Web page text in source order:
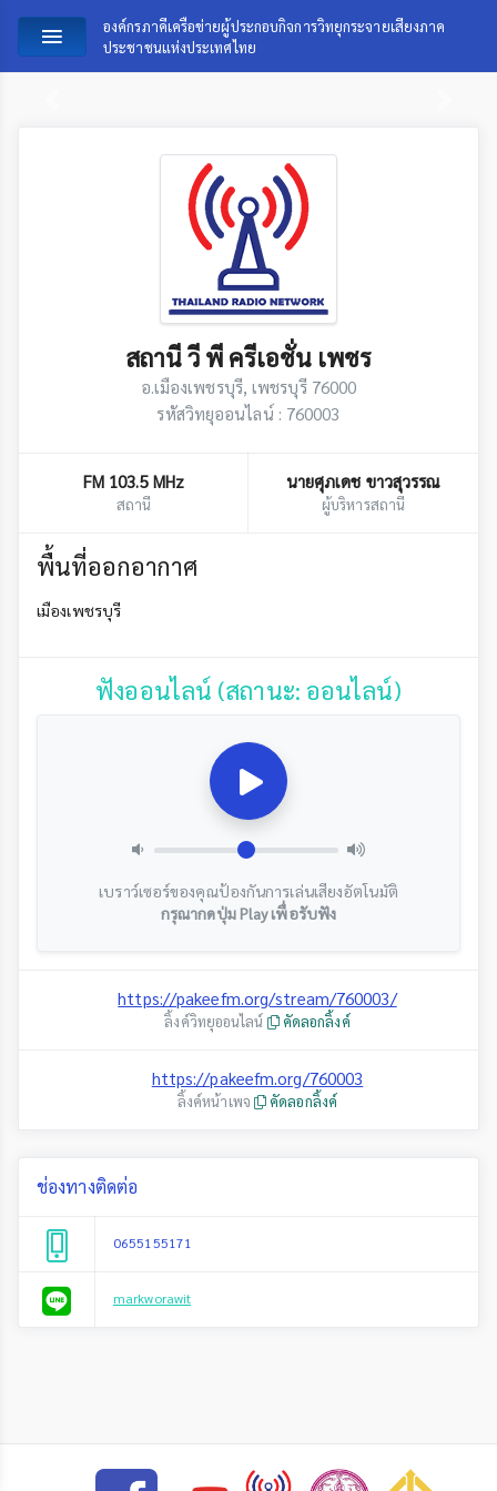
องค์กรภาคีเครือข่ายผู้ประกอบกิจการวิทยุกระจายเสียงภาค
ประชาชนแห่งประเทศไทย
สถานี วี พี ครีเอชั่น เพชร
อ.เมืองเพชรบุรี, เพชรบุรี 76000
รหัสวิทยุออนไลน์ : 760003
FM 103.5 MHz
สถานี
นายศุภเดช ขาวสุวรรณ
ผู้บริหารสถานี
พื้นที่ออกอากาศ
เมืองเพชรบุรี
ฟังออนไลน์ (สถานะ: ออนไลน์)
เบราว์เซอร์ของคุณป้องกันการเล่นเสียงอัตโนมัติ
กรุณากดปุ่ม Play เพื่อรับฟัง
https://pakeefm.org/stream/760003/
ลิ้งค์วิทยุออนไลน์ คัดลอกลิ้งค์
https://pakeefm.org/760003
ลิ้งค์หน้าเพจ คัดลอกลิ้งค์
ช่องทางติดต่อ
0655155171
markworawit